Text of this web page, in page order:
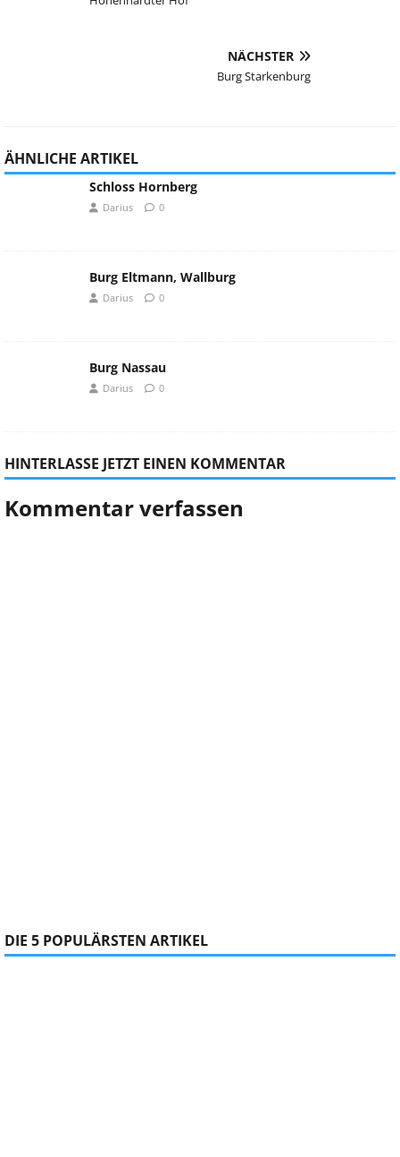
NÄCHSTER
Burg Starkenburg
ÄHNLICHE ARTIKEL
Schloss Hornberg
Darius 0
Burg Eltmann, Wallburg
Darius 0
Burg Nassau
Darius 0
HINTERLASSE JETZT EINEN KOMMENTAR
Kommentar verfassen
DIE 5 POPULÄRSTEN ARTIKEL